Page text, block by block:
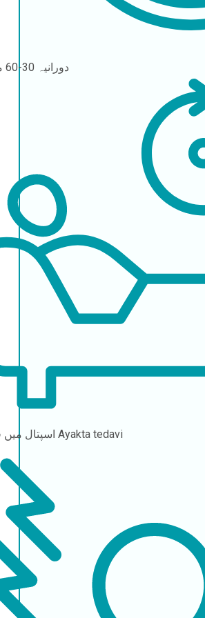
دورانیہ 30-60 منٹ
Ayakta tedavi